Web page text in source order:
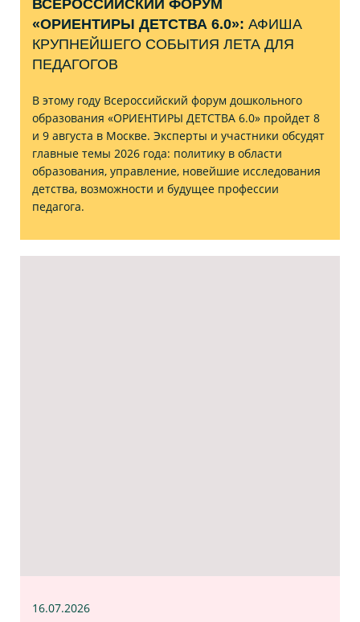
ВСЕРОССИЙСКИЙ ФОРУМ
«ОРИЕНТИРЫ ДЕТСТВА 6.0»: АФИША
КРУПНЕЙШЕГО СОБЫТИЯ ЛЕТА ДЛЯ
ПЕДАГОГОВ
В этому году Всероссийский форум дошкольного
образования «ОРИЕНТИРЫ ДЕТСТВА 6.0» пройдет 8
и 9 августа в Москве. Эксперты и участники обсудят
главные темы 2026 года: политику в области
образования, управление, новейшие исследования
детства, возможности и будущее профессии
педагога.
16.07.2026